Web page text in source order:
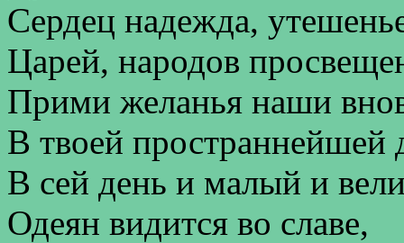
Сердец надежда,
Царей, народов
Прими желанья наши
В твоей пространнейшей
В сей день и малый и
Одеян видится во славе,